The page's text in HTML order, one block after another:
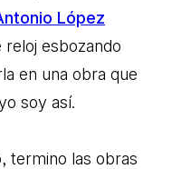
López
reloj esbozando
en una obra que
soy así.
termino las obras